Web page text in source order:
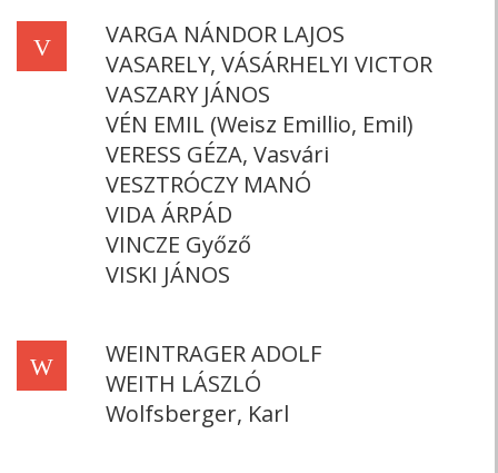
V
VARGA NÁNDOR LAJOS
VASARELY, VÁSÁRHELYI VICTOR
VASZARY JÁNOS
VÉN EMIL (Weisz Emillio, Emil)
VERESS GÉZA, Vasvári
VESZTRÓCZY MANÓ
VIDA ÁRPÁD
VINCZE Győző
VISKI JÁNOS
W
WEINTRAGER ADOLF
WEITH LÁSZLÓ
Wolfsberger, Karl